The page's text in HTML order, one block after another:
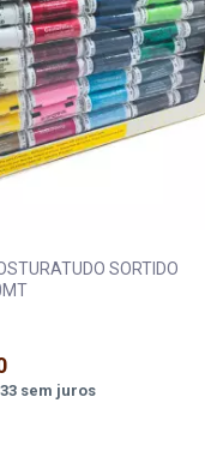
SORTIDO
sem juros